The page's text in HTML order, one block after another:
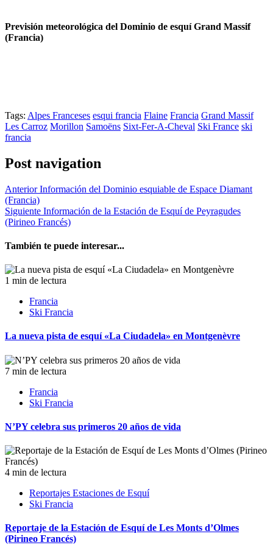
Previsión meteorológica del Dominio de esquí Grand Massif
(Francia)
Tags: Alpes Franceses esqui francia Flaine Francia Grand Massif
Les Carroz Morillon Samoëns Sixt-Fer-A-Cheval Ski France ski
francia
Post navigation
AnteriorInformación del Dominio esquiable de Espace Diamant
(Francia)
Siguiente Información de la Estación de Esquí de Peyragudes
(Pirineo Francés)
También te puede interesar...
1 min de lectura
Francia
Ski Francia
La nueva pista de esquí «La Ciudadela» en Montgenèvre
7 min de lectura
Francia
Ski Francia
N’PY celebra sus primeros 20 años de vida
4 min de lectura
Reportajes Estaciones de Esquí
Ski Francia
Reportaje de la Estación de Esquí de Les Monts d’Olmes
(Pirineo Francés)